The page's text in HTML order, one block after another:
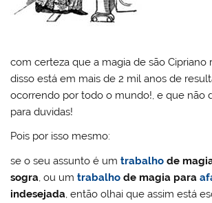
com certeza que a magia de são Cipriano
disso está em mais de 2 mil anos de
ocorrendo por todo o mundo!, e que não
para duvidas!
Pois por isso mesmo:
se o seu assunto é umtrabalho de
sogra, ou umtrabalho de magia para
indesejada, então olhai que assim está